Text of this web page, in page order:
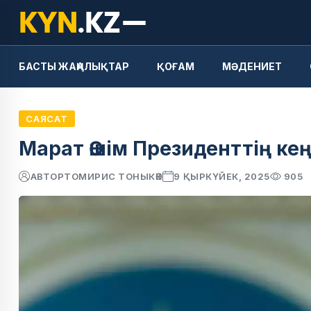
БАСТЫ ЖАҢАЛЫҚТАР ҚОҒАМ МӘДЕНИЕТ
САЯСАТ
Марат Әшім Президенттің
АВТОРТОМИРИС ТОНЫКӨК 9 ҚЫРКҮЙЕК, 2025 905